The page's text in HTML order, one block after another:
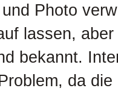
Photo
lassen,
bekannt.
da